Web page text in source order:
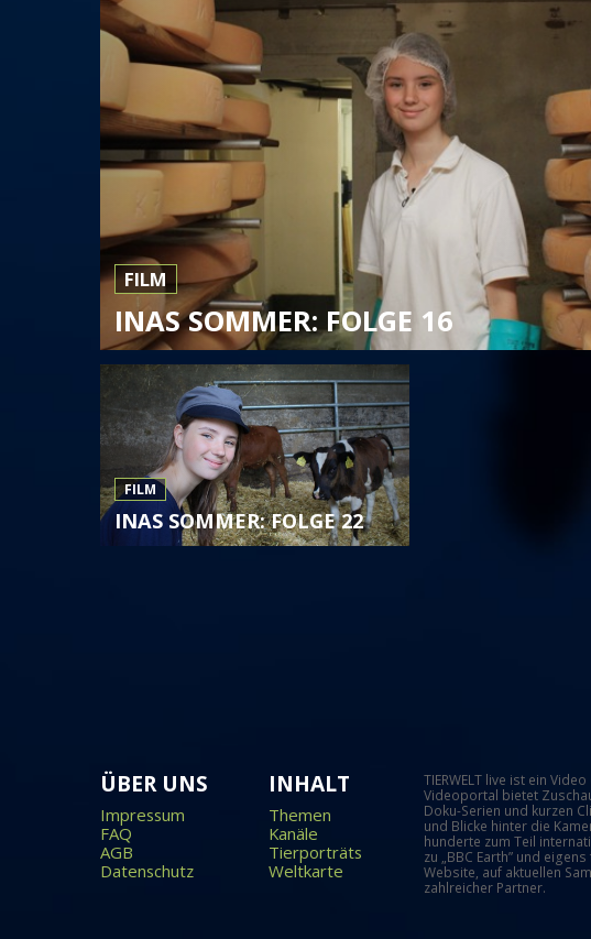
FILM
INAS SOMMER: FOLGE 16
FILM
INAS SOMMER: FOLGE 22
ÜBER UNS
Impressum
FAQ
AGB
Datenschutz
INHALT
Themen
Kanäle
Tierporträts
Weltkarte
TIERWELT live ist ein
Videoportal bietet
Doku-Serien und kurzen
und Blicke hinter die
hunderte zum Teil
zu „BBC Earth” und
Website, auf aktuellen
zahlreicher Partner.